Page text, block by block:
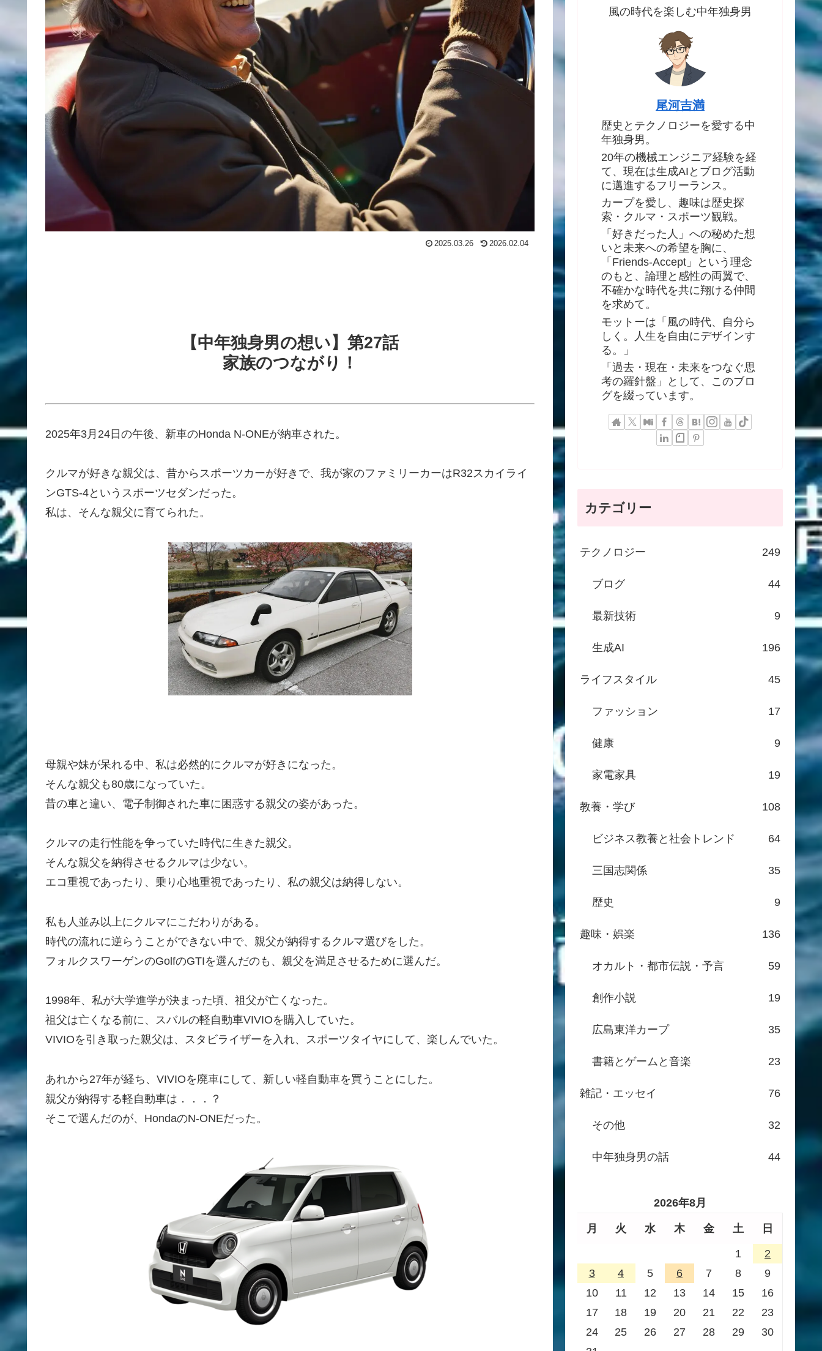
2025.03.26 2026.02.04
【中年独身男の想い】第27話
家族のつながり！
2025年3月24日の午後、新車のHonda N-ONEが納車された。
クルマが好きな親父は、昔からスポーツカーが好きで、我が家のファミリーカーはR32スカイライ
ンGTS-4というスポーツセダンだった。
私は、そんな親父に育てられた。
母親や妹が呆れる中、私は必然的にクルマが好きになった。
そんな親父も80歳になっていた。
昔の車と違い、電子制御された車に困惑する親父の姿があった。
クルマの走行性能を争っていた時代に生きた親父。
そんな親父を納得させるクルマは少ない。
エコ重視であったり、乗り心地重視であったり、私の親父は納得しない。
私も人並み以上にクルマにこだわりがある。
時代の流れに逆らうことができない中で、親父が納得するクルマ選びをした。
フォルクスワーゲンのGolfのGTIを選んだのも、親父を満足させるために選んだ。
1998年、私が大学進学が決まった頃、祖父が亡くなった。
祖父は亡くなる前に、スバルの軽自動車VIVIOを購入していた。
VIVIOを引き取った親父は、スタビライザーを入れ、スポーツタイヤにして、楽しんでいた。
あれから27年が経ち、VIVIOを廃車にして、新しい軽自動車を買うことにした。
親父が納得する軽自動車は．．．？
そこで選んだのが、HondaのN-ONEだった。
風の時代を楽しむ中年独身男
尾河吉満
歴史とテクノロジーを愛する中
年独身男。
20年の機械エンジニア経験を経
て、現在は生成AIとブログ活動
に邁進するフリーランス。
カープを愛し、趣味は歴史探
索・クルマ・スポーツ観戦。
「好きだった人」への秘めた想
いと未来への希望を胸に、
「Friends-Accept」という理念
のもと、論理と感性の両翼で、
不確かな時代を共に翔ける仲間
を求めて。
モットーは「風の時代、自分ら
しく。人生を自由にデザインす
る。」
「過去・現在・未来をつなぐ思
考の羅針盤」として、このブロ
グを綴っています。
カテゴリー
テクノロジー 249
ブログ 44
最新技術 9
生成AI 196
ライフスタイル 45
ファッション 17
健康 9
家電家具 19
教養・学び 108
ビジネス教養と社会トレンド 64
三国志関係 35
歴史 9
趣味・娯楽 136
オカルト・都市伝説・予言 59
創作小説 19
広島東洋カープ 35
書籍とゲームと音楽 23
雑記・エッセイ 76
その他 32
中年独身男の話 44
2026年8月
月 火 水 木 金 土 日
1
2
3
4 5 6 7 8
9
10
11 12 13 14 15
16
17
18 19 20 21 22
23
24
25 26 27 28 29
30